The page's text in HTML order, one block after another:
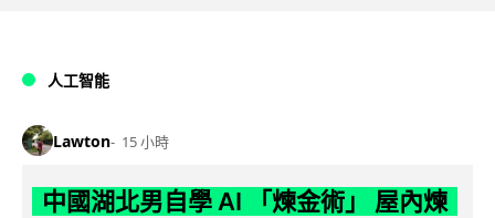
人工智能
Lawton 15 小時
中國湖北男自學 AI 「煉金術」 屋內煉